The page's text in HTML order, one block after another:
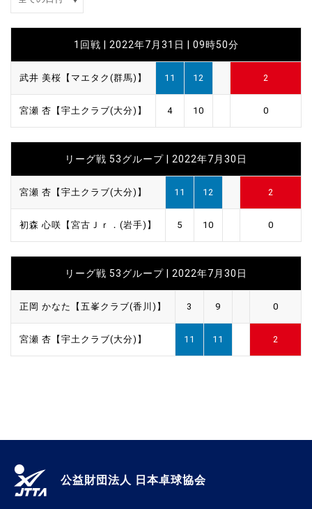
1回戦 | 2022年7月31日 | 09時50分
武井 美桜【マエタク(群馬)】 11 12 2
宮瀬 杏【宇土クラブ(大分)】 4 10 0
リーグ戦 53グループ | 2022年7月30日
宮瀬 杏【宇土クラブ(大分)】 11 12 2
初森 心咲【宮古Ｊｒ．(岩手)】 5 10 0
リーグ戦 53グループ | 2022年7月30日
正岡 かなた【五峯クラブ(香川)】 3 9 0
宮瀬 杏【宇土クラブ(大分)】 11 11 2
公益財団法人 日本卓球協会